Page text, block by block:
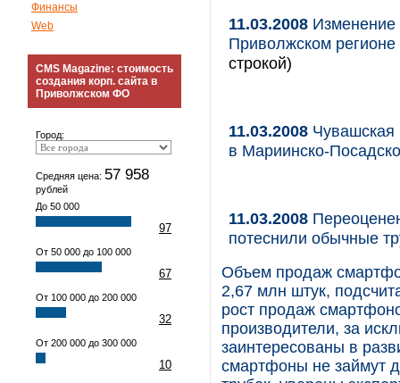
Финансы
Web
CMS Magazine: стоимость
создания корп. сайта в
Приволжском ФО
Город:
Средняя цена: 57 958
рублей
До 50 000
97
От 50 000 до 100 000
67
От 100 000 до 200 000
32
От 200 000 до 300 000
10
11.03.2008 Изменение
Приволжском
строкой)
11.03.2008 Чувашская
в Мариинско-
11.03.2008
потеснили обычные
Объем продаж
2,67 млн штук,
рост продаж
производители, за
заинтересованы в
смартфоны не займут